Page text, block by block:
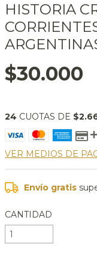
HISTORIA
$30.000
24 CUOTAS DE
VER MEDIOS DE
Envío gratis
CANTIDAD